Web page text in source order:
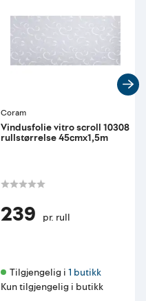
Coram
Vindusfolie vitro scroll 10308
rullstørrelse 45cmx1,5m
239 pr. rull
Tilgjengelig i 1 butikk
Kun tilgjengelig i butikk